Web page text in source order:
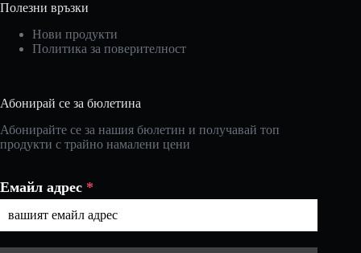
Полезни връзки
Нови продукти
Политика за поверителност
Абонирай се за бюлетина
Абонирайте се за нашия бюлетин и получавай топ
продукти с трайно намалени цени
Емайл адрес *